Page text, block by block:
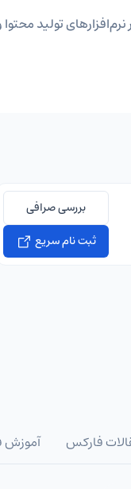
تولید
بررسی صرافی
ثبت نام سریع
فارکس آموزش